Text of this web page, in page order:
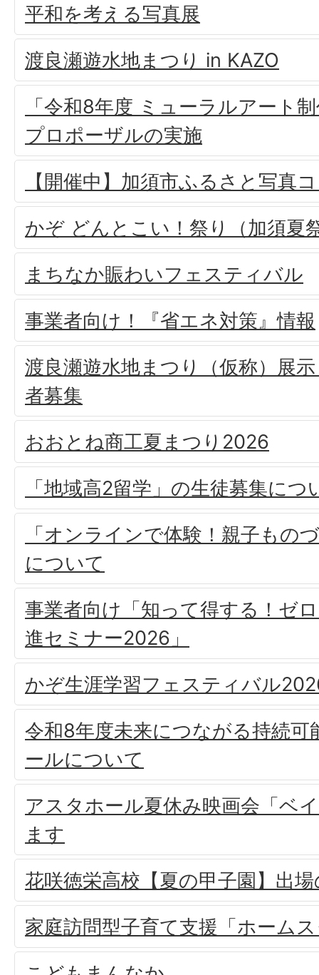
平和を考える写真展
渡良瀬遊水地まつり in KAZO
「令和8年度 ミューラルアート
プロポーザルの実施
【開催中】加須市ふるさと写真
かぞ どんとこい！祭り（加須夏
まちなか賑わいフェスティバル
事業者向け！『省エネ対策』情報
渡良瀬遊水地まつり（仮称）展
者募集
おおとね商工夏まつり2026
「地域高2留学」の生徒募集につ
「オンラインで体験！親子もの
について
事業者向け「知って得する！ゼ
進セミナー2026」
かぞ生涯学習フェスティバル
令和8年度未来につながる持続可
ールについて
アスタホール夏休み映画会「ベ
ます
花咲徳栄高校【夏の甲子園】出
家庭訪問型子育て支援「ホーム